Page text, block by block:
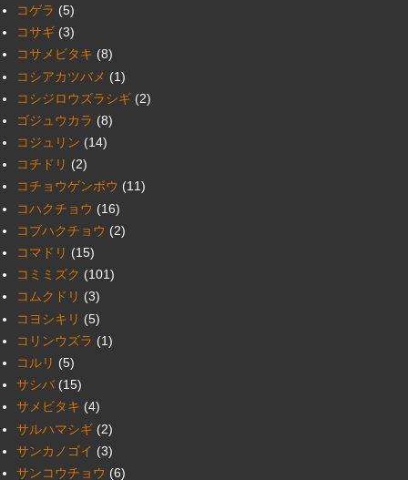
コゲラ (5)
コサギ (3)
コサメビタキ (8)
コシアカツバメ (1)
コシジロウズラシギ (2)
ゴジュウカラ (8)
コジュリン (14)
コチドリ (2)
コチョウゲンボウ (11)
コハクチョウ (16)
コブハクチョウ (2)
コマドリ (15)
コミミズク (101)
コムクドリ (3)
コヨシキリ (5)
コリンウズラ (1)
コルリ (5)
サシバ (15)
サメビタキ (4)
サルハマシギ (2)
サンカノゴイ (3)
サンコウチョウ (6)